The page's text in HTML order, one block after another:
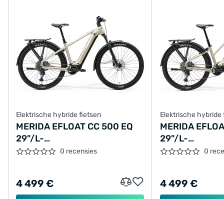
Elektrische hybride fietsen
MERIDA EFLOAT CC 500 EQ
29"/L-
48CM/10VER/BEIGE/2026/A62611A00964
0 recensies
4 499 €
Elektrische hybride
MERIDA
29"/L-
48CM/10VER/
0
4 499 €